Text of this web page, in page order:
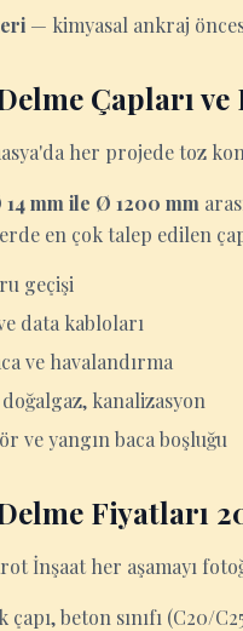
— kimyasal ankraj
Çapları
her projede toz
14 mm ile Ø 1200 mm
en çok talep edilen
geçişi
data kabloları
ve havalandırma
kanalizasyon
ve yangın baca boşluğu
Fiyatları
İnşaat her aşamayı
beton sınıfı (C20/